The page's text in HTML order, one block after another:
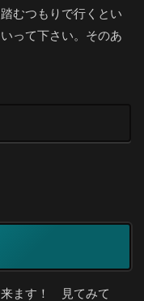
むつもりで行くとい
って下さい。そのあ
来ます！ 見てみて